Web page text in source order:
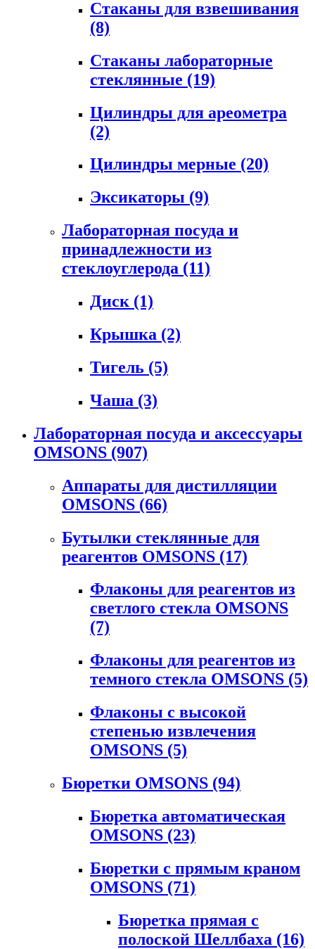
Стаканы для взвешивания
(8)
Стаканы лабораторные
стеклянные (19)
Цилиндры для ареометра
(2)
Цилиндры мерные (20)
Эксикаторы (9)
Лабораторная посуда и
принадлежности из
стеклоуглерода (11)
Диск (1)
Крышка (2)
Тигель (5)
Чаша (3)
Лабораторная посуда и аксессуары
OMSONS (907)
Аппараты для дистилляции
OMSONS (66)
Бутылки стеклянные для
реагентов OMSONS (17)
Флаконы для реагентов из
светлого стекла OMSONS
(7)
Флаконы для реагентов из
темного стекла OMSONS (5)
Флаконы с высокой
степенью извлечения
OMSONS (5)
Бюретки OMSONS (94)
Бюретка автоматическая
OMSONS (23)
Бюретки с прямым краном
OMSONS (71)
Бюретка прямая с
полоской Шеллбаха (16)